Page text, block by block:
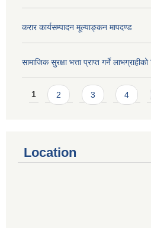
करार कार्यसम्पादन मूल्याङ्कन मापदण्ड
सामाजिक सुरक्षा भत्ता प्राप्त गर्ने
Pages
1 2 3 4
Location